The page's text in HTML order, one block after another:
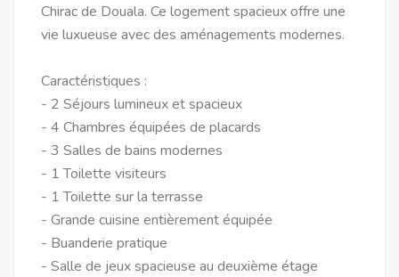
Chirac de Douala. Ce logement spacieux offre une
vie luxueuse avec des aménagements modernes.
Caractéristiques :
- 2 Séjours lumineux et spacieux
- 4 Chambres équipées de placards
- 3 Salles de bains modernes
- 1 Toilette visiteurs
- 1 Toilette sur la terrasse
- Grande cuisine entièrement équipée
- Buanderie pratique
- Salle de jeux spacieuse au deuxième étage